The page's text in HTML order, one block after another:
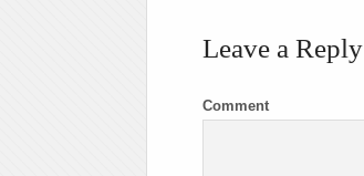
Leave a Reply
Comment